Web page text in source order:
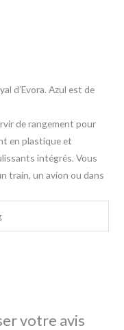
d’Evora. Azul est de
de rangement pour
en plastique et
intégrés. Vous
train, un avion ou dans
votre avis